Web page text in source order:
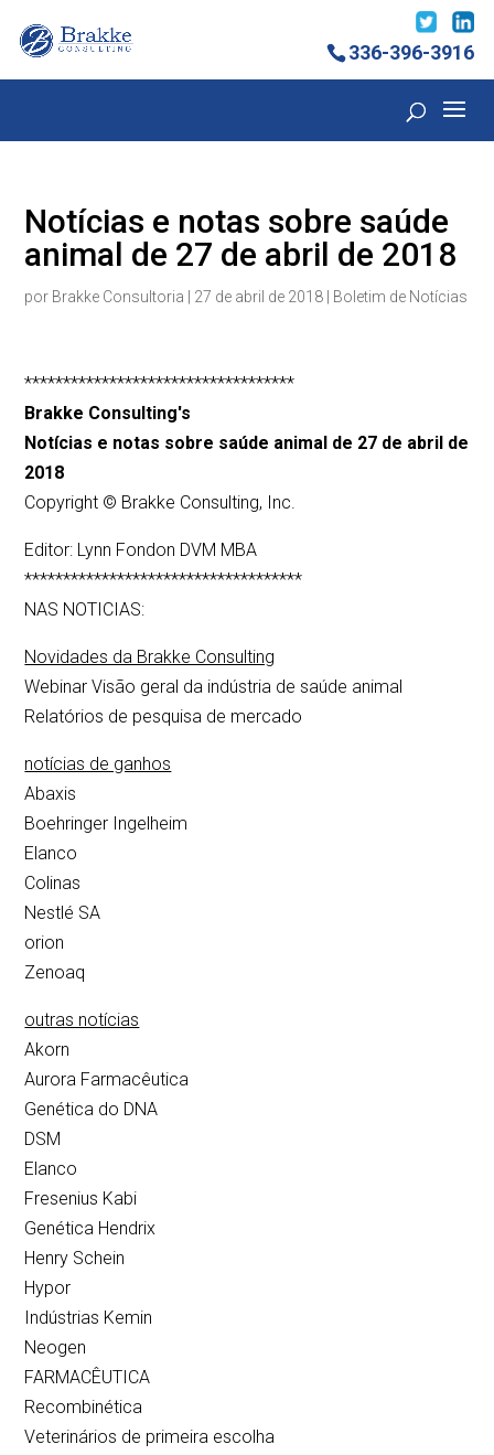
336-396-3916
Notícias e notas sobre saúde
animal de 27 de abril de 2018
por Brakke Consultoria 27 de abril de 2018 Boletim de Notícias
***********************************
Brakke Consulting's
Notícias e notas sobre saúde animal de 27 de abril de
2018
Copyright © Brakke Consulting, Inc.
Editor: Lynn Fondon DVM MBA
************************************
NAS NOTICIAS:
Novidades da Brakke Consulting
Webinar Visão geral da indústria de saúde animal
Relatórios de pesquisa de mercado
notícias de ganhos
Abaxis
Boehringer Ingelheim
Elanco
Colinas
Nestlé SA
orion
Zenoaq
outras notícias
Akorn
Aurora Farmacêutica
Genética do DNA
DSM
Elanco
Fresenius Kabi
Genética Hendrix
Henry Schein
Hypor
Indústrias Kemin
Neogen
FARMACÊUTICA
Recombinética
Veterinários de primeira escolha